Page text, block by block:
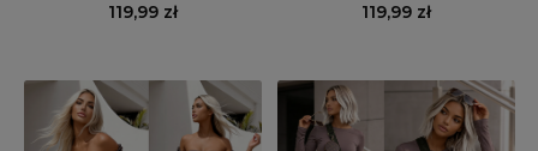
119,99 zł 119,99 zł